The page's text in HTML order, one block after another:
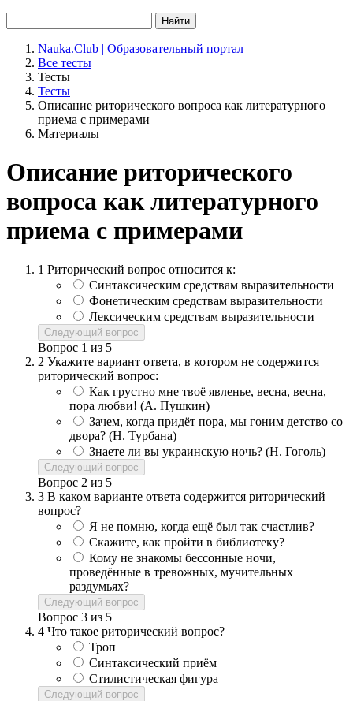
Найти
Nauka.Club | Образовательный портал
Все тесты
Тесты
Тесты
Описание риторического вопроса как литературного
приема с примерами
Материалы
Описание риторического
вопроса как литературного
приема с примерами
1 Риторический вопрос относится к:
Синтаксическим средствам выразительности
Фонетическим средствам выразительности
Лексическим средствам выразительности
Следующий вопрос
Вопрос 1 из 5
2 Укажите вариант ответа, в котором не содержится
риторический вопрос:
Как грустно мне твоё явленье, весна, весна,
пора любви! (А. Пушкин)
Зачем, когда придёт пора, мы гоним детство со
двора? (Н. Турбана)
Знаете ли вы украинскую ночь? (Н. Гоголь)
Следующий вопрос
Вопрос 2 из 5
3 В каком варианте ответа содержится риторический
вопрос?
Я не помню, когда ещё был так счастлив?
Скажите, как пройти в библиотеку?
Кому не знакомы бессонные ночи,
проведённые в тревожных, мучительных
раздумьях?
Следующий вопрос
Вопрос 3 из 5
4 Что такое риторический вопрос?
Троп
Синтаксический приём
Стилистическая фигура
Следующий вопрос